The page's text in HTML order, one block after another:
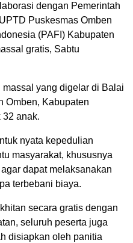
dengan Pemerintah
Puskesmas Omben
(PAFI) Kabupaten
gratis, Sabtu
yang digelar di Balai
Omben, Kabupaten
32 anak.
nyata kepedulian
masyarakat, khususnya
dapat melaksanakan
terbebani biaya.
secara gratis dengan
seluruh peserta juga
disiapkan oleh panitia